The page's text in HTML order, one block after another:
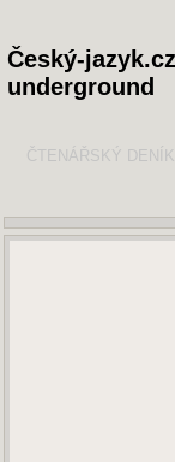
Český-
underground
ČTENÁŘSKÝ DENÍK